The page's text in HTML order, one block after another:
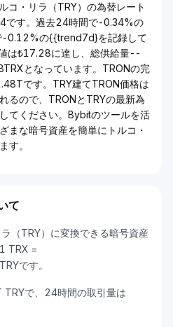
コ・リラ（TRY）の為替レート
す。過去24時間で-0.34%の
0.12%の{{trend7d}を記録して
は₺17.28に達し、総供給量--
となっています。TRONの完
です。TRY建てTRON価格は
るので、TRONとTRYの最新為
てください。Bybitのツールを活
まな暗号資産を簡単にトルコ・
す。
て
（TRY）に変換できる暗号資産
TRX =
です。
で、24時間の取引量は